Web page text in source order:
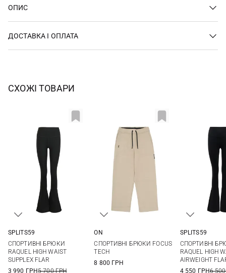
ОПИС
ДОСТАВКА І ОПЛАТА
СХОЖІ ТОВАРИ
SPLITS59
СПОРТИВНІ БРЮКИ
RAQUEL HIGH WAIST
SUPPLEX FLAR
3 990 ГРН5 700 ГРН
ON
СПОРТИВНІ БРЮКИ FOCUS
TECH
8 800 ГРН
XL
SPLITS59
СПОРТИВНІ
RAQUEL HIGH
AIRWEIGHT
4 550 ГРН6